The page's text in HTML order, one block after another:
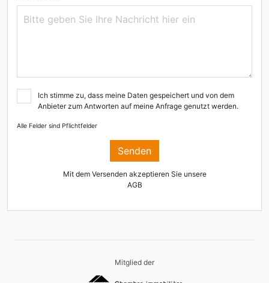
Ich stimme zu, dass meine Daten gespeichert und von dem
Anbieter zum Antworten auf meine Anfrage genutzt werden.
Alle Felder sind Pflichtfelder
Senden
Mit dem Versenden akzeptieren Sie unsere
AGB
Mitglied der